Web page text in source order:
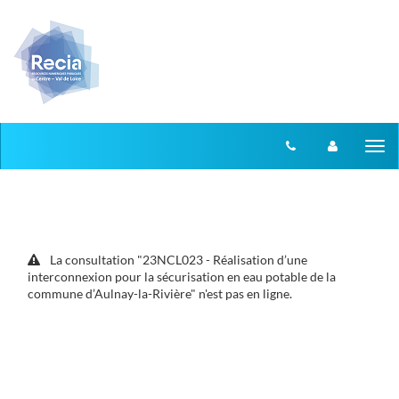
La consultation "23NCL023 - Réalisation d’une
interconnexion pour la sécurisation en eau potable de la
commune d’Aulnay-la-Rivière" n'est pas en ligne.